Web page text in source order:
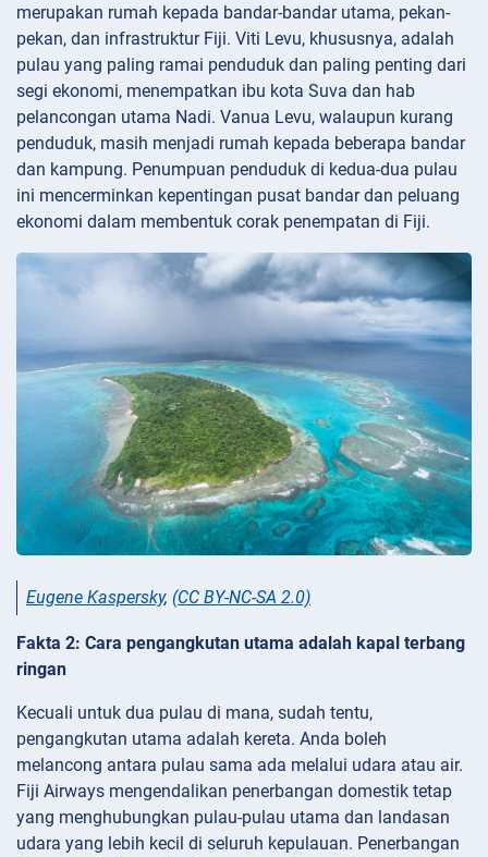
merupakan rumah kepada bandar-bandar utama, pekan-
pekan, dan infrastruktur Fiji. Viti Levu, khususnya, adalah
pulau yang paling ramai penduduk dan paling penting dari
segi ekonomi, menempatkan ibu kota Suva dan hab
pelancongan utama Nadi. Vanua Levu, walaupun kurang
penduduk, masih menjadi rumah kepada beberapa bandar
dan kampung. Penumpuan penduduk di kedua-dua pulau
ini mencerminkan kepentingan pusat bandar dan peluang
ekonomi dalam membentuk corak penempatan di Fiji.
Eugene Kaspersky, (CC BY-NC-SA 2.0)
Fakta 2: Cara pengangkutan utama adalah kapal terbang
ringan
Kecuali untuk dua pulau di mana, sudah tentu,
pengangkutan utama adalah kereta. Anda boleh
melancong antara pulau sama ada melalui udara atau air.
Fiji Airways mengendalikan penerbangan domestik tetap
yang menghubungkan pulau-pulau utama dan landasan
udara yang lebih kecil di seluruh kepulauan. Penerbangan